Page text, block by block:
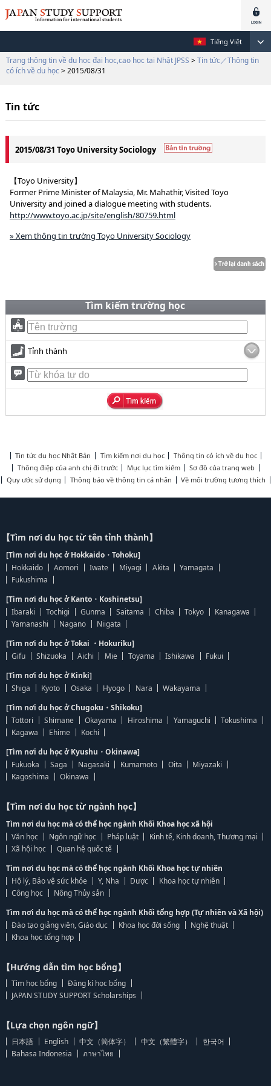
Tiếng Việt
Trang thông tin về du học đại học,cao học tại Nhật JPSS > Tin tức／Thông tin
có ích về du học > 2015/08/31
Tin tức
2015/08/31 Toyo University Sociology
【Toyo University】
Former Prime Minister of Malaysia, Mr. Mahathir, Visited Toyo
University and joined a dialogue meeting with students.
http://www.toyo.ac.jp/site/english/80759.html
» Xem thông tin trường Toyo University Sociology
Tìm kiếm trường học
Tỉnh thành
Tin tức du học Nhật Bản Tìm kiếm nơi du học
Thông tin có ích về du học
Thông điệp của anh chị đi trước
Mục lục tìm kiếm
Sơ đồ của trang web
Quy ước sử dụng
Thông báo về thông tin cá nhân Về môi trường tương thích
【Tìm nơi du học từ tên tỉnh thành】
[Tìm nơi du học ở Hokkaido・Tohoku]
Hokkaido
Aomori Iwate Miyagi Akita
Yamagata
Fukushima
[Tìm nơi du học ở Kanto・Koshinetsu]
Ibaraki
Tochigi Gunma Saitama Chiba Tokyo
Kanagawa
Yamanashi
Nagano
Niigata
[Tìm nơi du học ở Tokai ・Hokuriku]
Gifu
Shizuoka Aichi Mie Toyama Ishikawa
Fukui
[Tìm nơi du học ở Kinki]
Shiga
Kyoto Osaka Hyogo Nara
Wakayama
[Tìm nơi du học ở Chugoku・Shikoku]
Tottori
Shimane Okayama Hiroshima Yamaguchi
Tokushima
Kagawa
Ehime
Kochi
[Tìm nơi du học ở Kyushu・Okinawa]
Fukuoka
Saga Nagasaki Kumamoto Oita
Miyazaki
Kagoshima
Okinawa
【Tìm nơi du học từ ngành học】
Tìm nơi du học mà có thể học ngành Khối Khoa học xã hội
Văn học
Ngôn ngữ học Pháp luật
Kinh tế, Kinh doanh, Thương mại
Xã hội học
Quan hệ quốc tế
Tìm nơi du học mà có thể học ngành Khối Khoa học tự nhiên
Hộ lý, Bảo vệ sức khỏe
Y, Nha Dược
Khoa học tự nhiên
Công học
Nông Thủy sản
Tìm nơi du học mà có thể học ngành Khối tổng hợp (Tự nhiên và Xã hội)
Đào tạo giảng viên, Giáo dục
Khoa học đời sống
Nghệ thuật
Khoa học tổng hợp
【Hướng dẫn tìm học bổng】
Tìm học bổng
Đăng kí học bổng
JAPAN STUDY SUPPORT Scholarships
【Lựa chọn ngôn ngữ】
日本語 English 中文（简体字） 中文（繁體字）
한국어
Bahasa Indonesia
ภาษาไทย